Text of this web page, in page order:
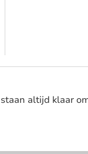
altijd klaar